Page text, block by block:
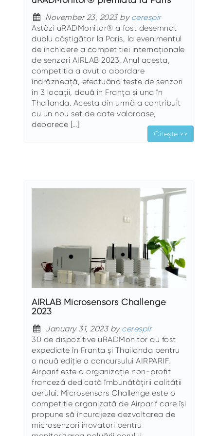
November 23, 2023 by cerespir
Astăzi uRADMonitor® a fost desemnat
dublu câștigător la Paris, la evenimentul
de închidere a competitiei internaționale
de senzori AIRLAB 2023. Anul acesta,
competitia a avut o abordare
îndrăzneață, efectuând teste de senzori
în 3 locații, două în Franța și una în
Thailanda. Acesta din urmă a contribuit
cu un nou set de date valoroase,
deoarece […]
Citește >>
AIRLAB Microsensors Challenge
2023
January 31, 2023 by cerespir
30 de dispozitive uRADMonitor au fost
expediate în Franța și Thailanda pentru
o nouă ediție a concursului AIRPARIF.
Airparif este o organizație non-profit
franceză dedicată îmbunătățirii calității
aerului. Microsensors Challenge este o
competiție organizată de Airparif care își
propune să încurajeze dezvoltarea de
microsenzori inovatori pentru